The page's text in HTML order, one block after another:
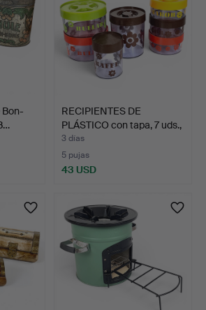
Bon-
RECIPIENTES DE
PLÁSTICO con tapa, 7 uds.,
…
3 días
5 pujas
43 USD